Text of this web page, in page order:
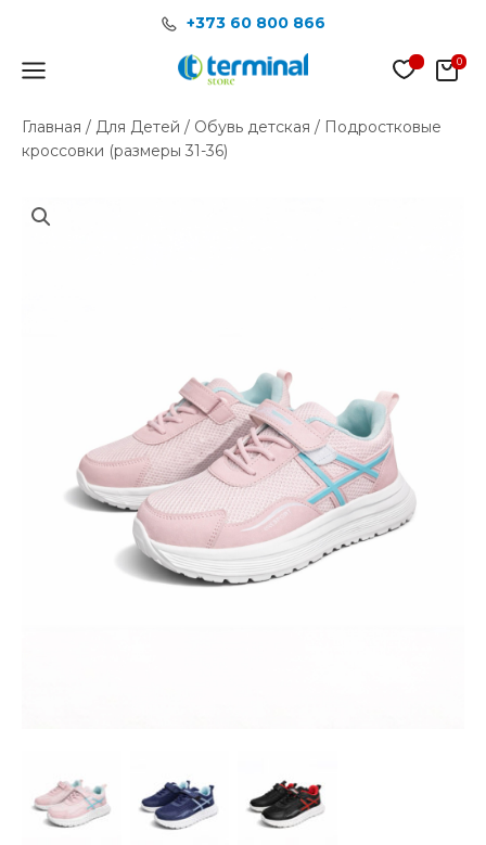
содержимому
+373 60 800 866
Main
Главная / Для Детей / Обувь детская / Подростковые
кроссовки (размеры 31-36)
Подростковые